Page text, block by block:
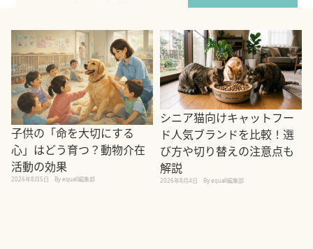
子供の「命を大切にする
心」はどう育つ？動物介在
活動の効果
2026年8月5日 By equall編集部
シニア猫向けキャットフー
ド人気ブランドを比較！選
び方や切り替えの注意点も
解説
2026年8月4日 By equall編集部